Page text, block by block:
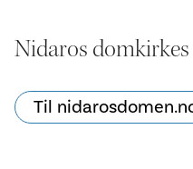
Nidaros
Til